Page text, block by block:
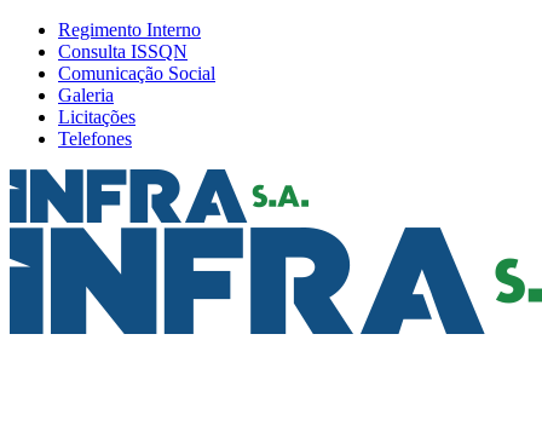
Regimento Interno
Consulta ISSQN
Comunicação Social
Galeria
Licitações
Telefones